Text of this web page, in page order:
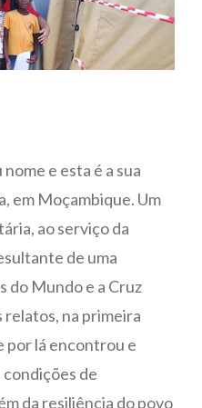
e esta é a sua
em Moçambique. Um
ao serviço da
de uma
do Mundo e a Cruz
na primeira
por lá encontrou e
condições de
da resiliência do povo